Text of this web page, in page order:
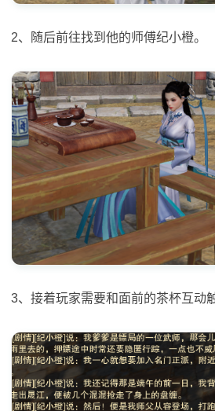
2、随后前往找到他的师傅纪小橙。
3、接着玩家需要和面前的茶杯互动